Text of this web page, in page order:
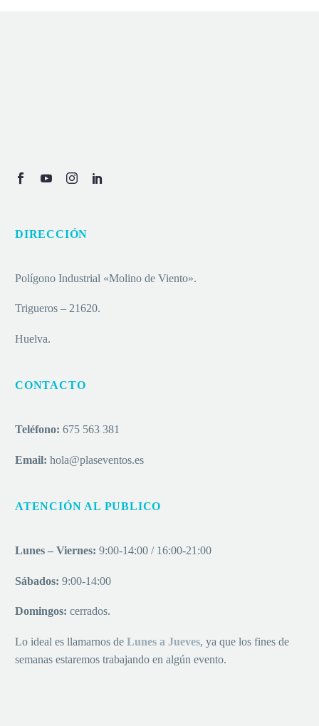
DIRECCIÓN
Polígono Industrial «Molino de Viento».
Trigueros – 21620.
Huelva.
CONTACTO
Teléfono: 675 563 381
Email: hola@plaseventos.es
ATENCIÓN AL PUBLICO
Lunes – Viernes: 9:00-14:00 / 16:00-21:00
Sábados: 9:00-14:00
Domingos: cerrados.
Lo ideal es llamarnos de Lunes a Jueves, ya que los fines de
semanas estaremos trabajando en algún evento.